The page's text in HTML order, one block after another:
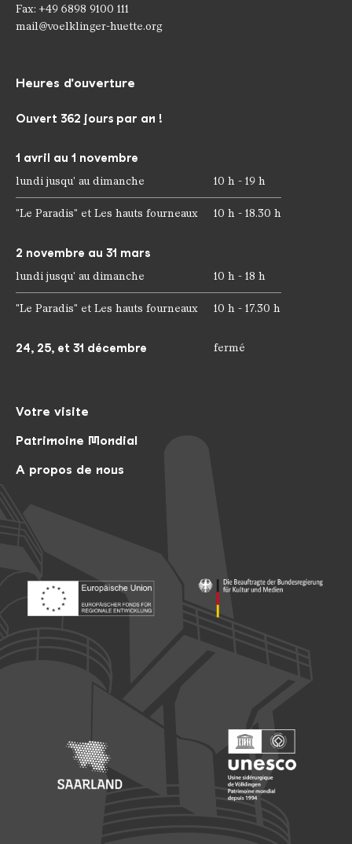
Fax: +49 6898 9100 111
mail@voelklinger-huette.org
Votre visite
Patrimoine Mondial
A propos de nous
Heures d'ouverture
Ouvert 362 jours par an !
1 avril au 1 novembre
lundi jusqu' au dimanche 10 h - 19 h
"Le Paradis" et Les hauts fourneaux 10 h - 18.30 h
2 novembre au 31 mars
lundi jusqu' au dimanche 10 h - 18 h
"Le Paradis" et Les hauts fourneaux 10 h - 17.30 h
24, 25, et 31 décembre fermé